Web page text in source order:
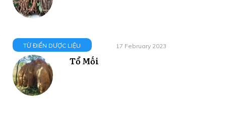
TỪ ĐIỂN DƯỢC LIỆU 17 February 2023
Tổ Mối